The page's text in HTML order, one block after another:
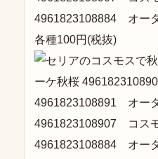
4961823108884 オー
各種100円(税抜)